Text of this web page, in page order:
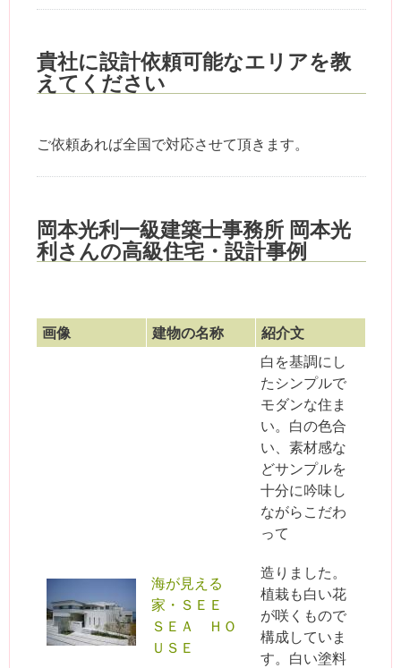
貴社に設計依頼可能なエリアを教
えてください
ご依頼あれば全国で対応させて頂きます。
岡本光利一級建築士事務所 岡本光
利さんの高級住宅・設計事例
画像 建物の名称 紹介文
海が見える
家・ＳＥＥ
ＳＥＡ ＨＯ
ＵＳＥ
白を基調にし
たシンプルで
モダンな住ま
い。白の色合
い、素材感な
どサンプルを
十分に吟味し
ながらこだわ
って
造りました。
植栽も白い花
が咲くもので
構成していま
す。白い塗料